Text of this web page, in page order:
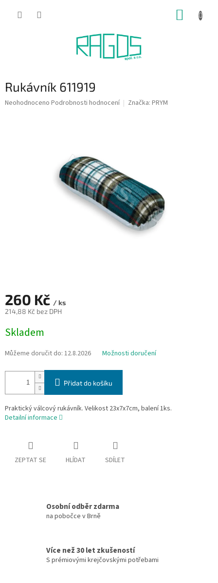
Rukávník 611919
Průměrné
Neohodnoceno Podrobnosti hodnocení Značka: PRYM
260 Kč / ks
214,88 Kč bez DPH
cena:
Skladem
Můžeme doručit do: 12.8.2026 Možnosti doručení
Přidat do košíku
Praktický válcový rukávník. Velikost 23x7x7cm, balení 1ks.
Detailní informace
ZEPTAT SE HLÍDAT SDÍLET
Osobní odběr zdarma
na pobočce v Brně
Více než 30 let zkušeností
S prémiovými krejčovskými potřebami